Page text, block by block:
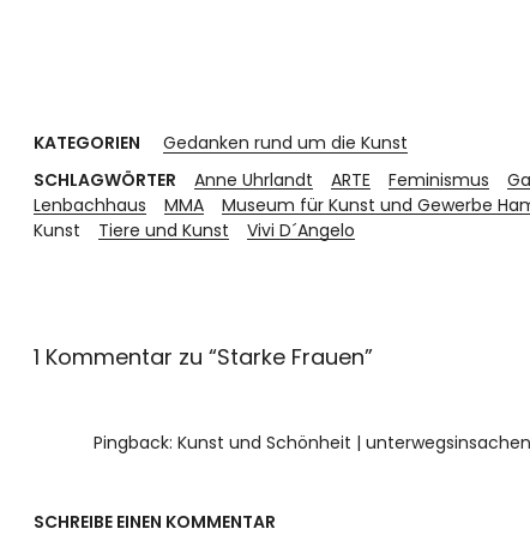
KATEGORIEN
Gedanken rund um die Kunst
SCHLAGWÖRTER
Anne Uhrlandt ARTE Feminismus
Lenbachhaus
MMA Museum für Kunst und Gewerbe
Kunst
Tiere und Kunst Vivi D´Angelo
1 Kommentar zu “Starke Frauen”
Pingback: Kunst und Schönheit |
SCHREIBE EINEN KOMMENTAR